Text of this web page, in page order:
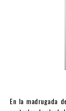
En la madrugada